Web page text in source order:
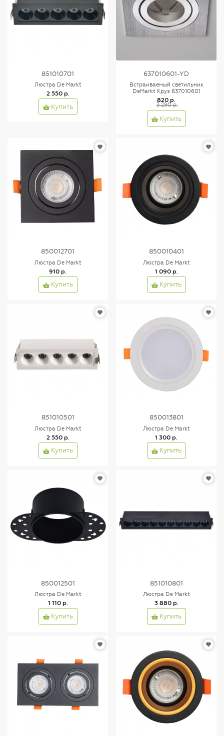
851010701
Люстра De Markt
2 550 р.
Купить
637010601-YD
Встраиваемый светильник
DeMarkt Круз 637010601
820 р.
3 290 р.
Купить
850012701
Люстра De Markt
910 р.
Купить
850010401
Люстра De Markt
1 090 р.
Купить
851010501
Люстра De Markt
2 550 р.
Купить
850013801
Люстра De Markt
1 300 р.
Купить
850012501
Люстра De Markt
1 110 р.
Купить
851010801
Люстра De Markt
3 880 р.
Купить